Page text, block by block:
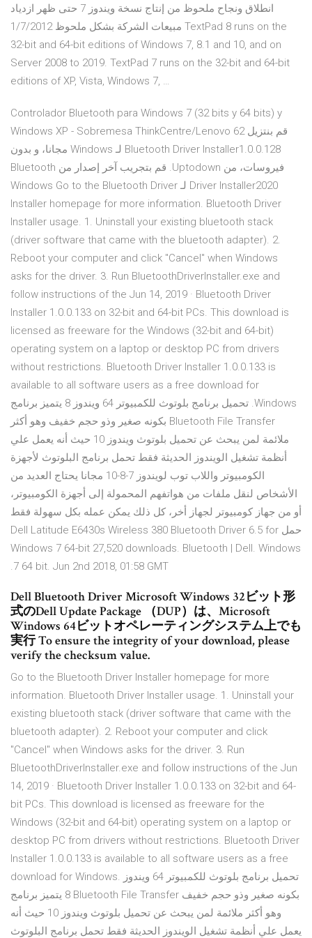
انطلاق ونجاح ملحوظ من إنتاج نسخة ويندوز 7 حتى ظهر ازدياد
مبيعات الشركة بشكل ملحوظ 1/7/2012 TextPad 8 runs on the
32-bit and 64-bit editions of Windows 7, 8.1 and 10, and on
Server 2008 to 2019. TextPad 7 runs on the 32-bit and 64-bit
editions of XP, Vista, Windows 7, …
Controlador Bluetooth para Windows 7 (32 bits y 64 bits) y
Windows XP - Sobremesa ThinkCentre/Lenovo 62 ‫قم بنتزيل
Bluetooth Driver Installer1.0.0.128 لـ Windows مجانا، و بدون
فيروسات، من Uptodown. قم بتجريب آخر إصدار من Bluetooth
Driver Installer2020 لـ Windows Go to the Bluetooth Driver
Installer homepage for more information. Bluetooth Driver
Installer usage. 1. Uninstall your existing bluetooth stack
(driver software that came with the bluetooth adapter). 2.
Reboot your computer and click "Cancel" when Windows
asks for the driver. 3. Run BluetoothDriverInstaller.exe and
follow instructions of the Jun 14, 2019 · Bluetooth Driver
Installer 1.0.0.133 on 32-bit and 64-bit PCs. This download is
licensed as freeware for the Windows (32-bit and 64-bit)
operating system on a laptop or desktop PC from drivers
without restrictions. Bluetooth Driver Installer 1.0.0.133 is
available to all software users as a free download for
Windows. تحميل برنامج بلوتوث للكمبيوتر 64 ويندوز 8 يتميز برنامج
Bluetooth File Transfer بكونه صغير وذو حجم خفيف وهو أكثر
ملائمة لمن يبحث عن تحميل بلوتوث ويندوز 10 حيث أنه يعمل علي
أنظمة تشغيل الويندوز الحديثة فقط تحمل برنامج البلوتوث لأجهزة
الكومبيوتر واللاب توب لويندوز 7-8-10 مجانا يحتاج العديد من
الأشخاص لنقل ملفات من هواتفهم المحمولة إلى أجهزة الكومبيوتر،
أو من جهاز كومبيوتر لجهاز أخر، كل ذلك يمكن عمله بكل سهولة فقط
حمل Dell Latitude E6430s Wireless 380 Bluetooth Driver 6.5 for
Windows 7 64-bit 27,520 downloads. Bluetooth | Dell. Windows
7 64 bit. Jun 2nd 2018, 01:58 GMT.
Dell Bluetooth Driver Microsoft Windows 32ビット形
式のDell Update Package （DUP）は、Microsoft
Windows 64ビットオペレーティングシステム上でも
実行 To ensure the integrity of your download, please
verify the checksum value.
Go to the Bluetooth Driver Installer homepage for more
information. Bluetooth Driver Installer usage. 1. Uninstall your
existing bluetooth stack (driver software that came with the
bluetooth adapter). 2. Reboot your computer and click
"Cancel" when Windows asks for the driver. 3. Run
BluetoothDriverInstaller.exe and follow instructions of the Jun
14, 2019 · Bluetooth Driver Installer 1.0.0.133 on 32-bit and 64-
bit PCs. This download is licensed as freeware for the
Windows (32-bit and 64-bit) operating system on a laptop or
desktop PC from drivers without restrictions. Bluetooth Driver
Installer 1.0.0.133 is available to all software users as a free
download for Windows. تحميل برنامج بلوتوث للكمبيوتر 64 ويندوز
8 يتميز برنامج Bluetooth File Transfer بكونه صغير وذو حجم خفيف
وهو أكثر ملائمة لمن يبحث عن تحميل بلوتوث ويندوز 10 حيث أنه
يعمل علي أنظمة تشغيل الويندوز الحديثة فقط تحمل برنامج البلوتوث